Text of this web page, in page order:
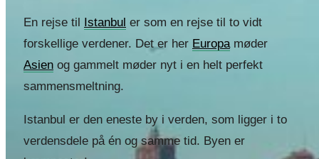
Søg
FACEBOOK
INSTAGRAM
Menu
PRIVATLIVSPOLITIK
STØT REJSEBLOGGEN
KONTAKT
FACEBOOK
INSTAGRAM
En rejse til Istanbul er som en rejse til to vidt
forskellige verdener. Det er her Europa møder
Asien og gammelt møder nyt i en helt perfekt
sammensmeltning.
Istanbul er den eneste by i verden, som ligger i to
verdensdele på én og samme tid. Byen er